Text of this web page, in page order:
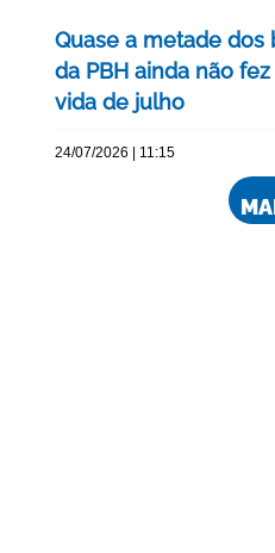
Quase a metade dos
da PBH ainda não
vida de julho
24/07/2026 | 11:15